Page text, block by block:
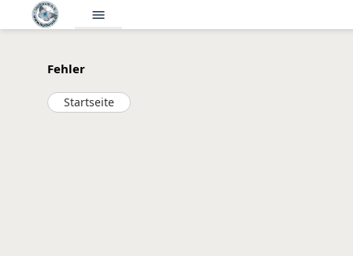
menu
Fehler
Startseite